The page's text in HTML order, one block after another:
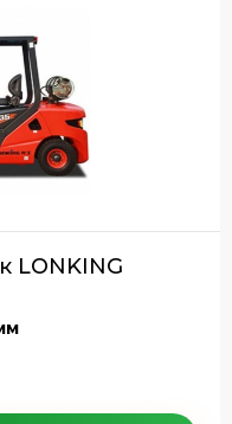
LONKING